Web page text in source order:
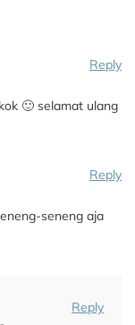
Reply
🙂 selamat ulang
Reply
seneng aja
Reply